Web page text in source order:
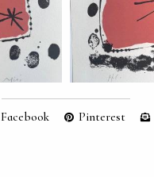
Facebook Pinterest